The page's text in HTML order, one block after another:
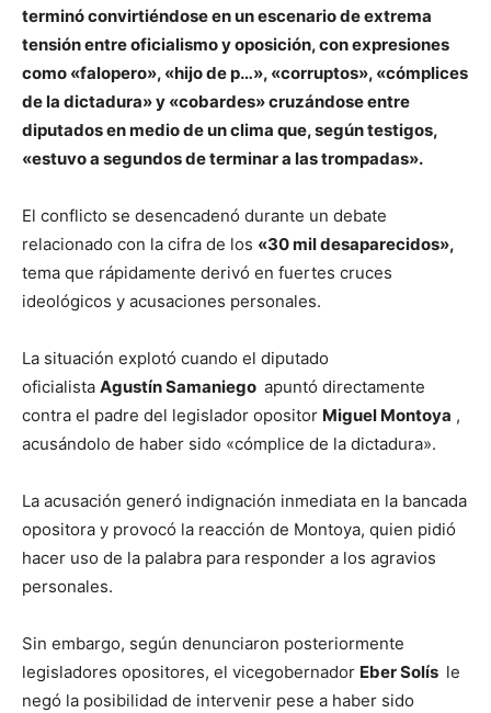
ve…
terminó convirtiéndose en un escenario de extrema
tensión entre oficialismo y oposición, con expresiones
como «falopero», «hijo de p…», «corruptos», «cómplices
de la dictadura» y «cobardes» cruzándose entre
diputados en medio de un clima que, según testigos,
«estuvo a segundos de terminar a las trompadas».
El conflicto se desencadenó durante un debate
relacionado con la cifra de los «30 mil desaparecidos»,
tema que rápidamente derivó en fuertes cruces
ideológicos y acusaciones personales.
La situación explotó cuando el diputado
oficialista Agustín Samaniego apuntó directamente
contra el padre del legislador opositor Miguel Montoya ,
acusándolo de haber sido «cómplice de la dictadura».
La acusación generó indignación inmediata en la bancada
opositora y provocó la reacción de Montoya, quien pidió
hacer uso de la palabra para responder a los agravios
personales.
Sin embargo, según denunciaron posteriormente
legisladores opositores, el vicegobernador Eber Solís le
negó la posibilidad de intervenir pese a haber sido